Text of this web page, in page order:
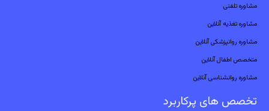
مشاوره تلفنی
مشاوره تغذیه آنلاین
مشاوره روانپزشکی آنلاین
متخصص اطفال آنلاین
مشاوره روانشناسی آنلاین
تخصص های پرکاربرد